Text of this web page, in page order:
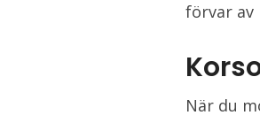
förvar av
När du